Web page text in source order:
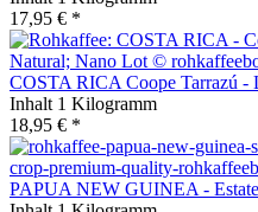
17,95 € *
COSTA RICA Coope Tarrazú -
Inhalt 1 Kilogramm
18,95 € *
PAPUA NEW GUINEA -